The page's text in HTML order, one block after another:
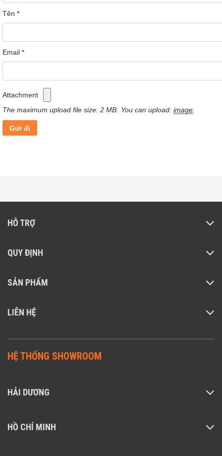
Đỗ xe an toàn hơn với bộ kit (Phụ
mua rời).
70mai M300 được thiết kế tổng thể trang nhã
hòa hợp với nội thất ô tô của bạn. Với phong
Ngoài ra Camera hành trình 70mai M300 còn
hợp thêm chế độ đỗ xe an toàn cho ô tô của bạn
của bạn an toàn hơn.
Tên *
Email *
Attachment
The maximum upload file size: 2 MB.
You can upload: image
HỖ TRỢ
QUY ĐỊNH
SẢN PHẨM
LIÊN HỆ
HỆ THỐNG SHOWROOM
HẢI DƯƠNG
HỒ CHÍ MINH